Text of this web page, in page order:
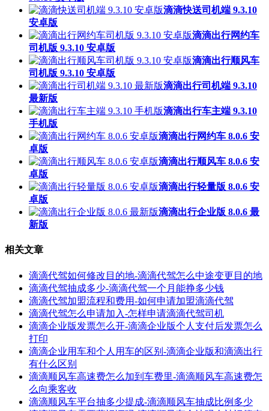
滴滴快送司机端 9.3.10
安卓版
滴滴出行网约车
司机版 9.3.10 安卓版
滴滴出行顺风车
司机版 9.3.10 安卓版
滴滴出行司机端 9.3.10
最新版
滴滴出行车主端 9.3.10
手机版
滴滴出行网约车 8.0.6 安
卓版
滴滴出行顺风车 8.0.6 安
卓版
滴滴出行轻量版 8.0.6 安
卓版
滴滴出行企业版 8.0.6 最
新版
相关文章
滴滴代驾如何修改目的地-滴滴代驾怎么中途变更目的地
滴滴代驾抽成多少-滴滴代驾一个月能挣多少钱
滴滴代驾加盟流程和费用-如何申请加盟滴滴代驾
滴滴代驾怎么申请加入-怎样申请滴滴代驾司机
滴滴企业版发票怎么开-滴滴企业版个人支付后发票怎么
打印
滴滴企业用车和个人用车的区别-滴滴企业版和滴滴出行
有什么区别
滴滴顺风车高速费怎么加到车费里-滴滴顺风车高速费怎
么向乘客收
滴滴顺风车平台抽多少提成-滴滴顺风车抽成比例多少